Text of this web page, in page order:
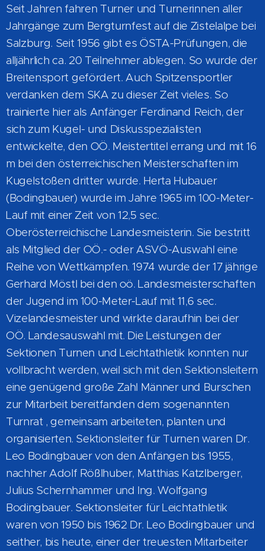
Seit Jahren fahren Turner und Turnerinnen aller
Jahrgänge zum Bergturnfest auf die Zistelalpe bei
Salzburg. Seit 1956 gibt es ÖSTA-Prüfungen, die
alljährlich ca. 20 Teilnehmer ablegen. So wurde der
Breitensport gefördert. Auch Spitzensportler
verdanken dem SKA zu dieser Zeit vieles. So
trainierte hier als Anfänger Ferdinand Reich, der
sich zum Kugel- und Diskusspezialisten
entwickelte, den OÖ. Meistertitel errang und mit 16
m bei den österreichischen Meisterschaften im
Kugelstoßen dritter wurde. Herta Hubauer
(Bodingbauer) wurde im Jahre 1965 im 100-Meter-
Lauf mit einer Zeit von 12,5 sec.
Oberösterreichische Landesmeisterin. Sie bestritt
als Mitglied der OÖ.- oder ASVÖ-Auswahl eine
Reihe von Wettkämpfen. 1974 wurde der 17 jährige
Gerhard Möstl bei den oö. Landesmeisterschaften
der Jugend im 100-Meter-Lauf mit 11,6 sec.
Vizelandesmeister und wirkte daraufhin bei der
OÖ. Landesauswahl mit. Die Leistungen der
Sektionen Turnen und Leichtathletik konnten nur
vollbracht werden, weil sich mit den Sektionsleitern
eine genügend große Zahl Männer und Burschen
zur Mitarbeit bereitfanden dem sogenannten
Turnrat , gemeinsam arbeiteten, planten und
organisierten. Sektionsleiter für Turnen waren Dr.
Leo Bodingbauer von den Anfängen bis 1955,
nachher Adolf Rößlhuber, Matthias Katzlberger,
Julius Schernhammer und Ing. Wolfgang
Bodingbauer. Sektionsleiter für Leichtathletik
waren von 1950 bis 1962 Dr. Leo Bodingbauer und
seither, bis heute, einer der treuesten Mitarbeiter